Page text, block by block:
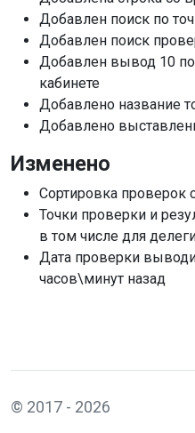
Добавлен поиск по
Добавлен поиск
Добавлен вывод 10
кабинете
Добавлено название
Добавлено
Изменено
Сортировка проверок
Точки проверки и
в том числе для
Дата проверки
часов\минут назад
© 2017 - 2026